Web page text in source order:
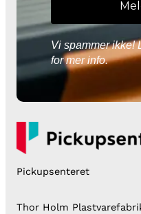
Vi spammer ikke!
for mer info.
Pickupsenteret
Thor Holm